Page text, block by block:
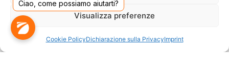
Visualizza preferenze
Cookie PolicyDichiarazione sulla PrivacyImprint
DADO S.R.L. Unipersonale - Viale Enrico Forlanini 23 - 20134 Milano (MI) - Italy
Tel. 02.40703420 - P.Iva/C.F. 02681390809 - Numero REA MI-2640300 - Cap. Soc.
Ciao, come possiamo aiutarti?